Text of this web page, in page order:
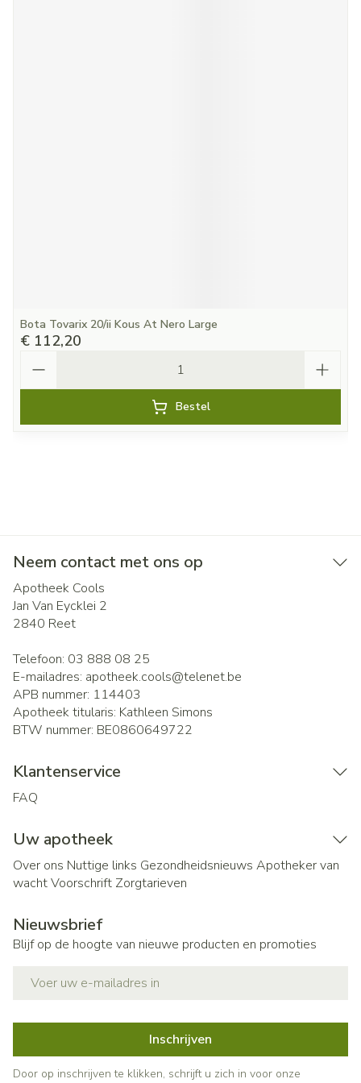
Bota Tovarix 20/ii Kous At Nero Large
€ 112,20
Bestel
Neem contact met ons op
Apotheek Cools
Jan Van Eycklei 2
2840 Reet
Telefoon: 03 888 08 25
E-mailadres: apotheek.cools@telenet.be
APB nummer: 114403
Apotheek titularis: Kathleen Simons
BTW nummer: BE0860649722
Klantenservice
FAQ
Uw apotheek
Over ons Nuttige links Gezondheidsnieuws Apotheker van
wachtVoorschrift Zorgtarieven
Nieuwsbrief
Blijf op de hoogte van nieuwe producten en promoties
Inschrijven
Door op inschrijven te klikken, schrijft u zich in voor onze